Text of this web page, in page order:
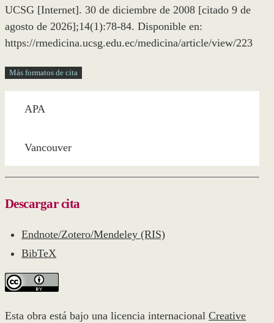
UCSG [Internet]. 30 de diciembre de 2008 [citado 9 de
agosto de 2026];14(1):78-84. Disponible en:
https://rmedicina.ucsg.edu.ec/medicina/article/view/223
Más formatos de cita
APA
Vancouver
Descargar cita
Endnote/Zotero/Mendeley (RIS)
BibTeX
Esta obra está bajo una licencia internacional Creative